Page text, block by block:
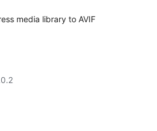
media library to AVIF